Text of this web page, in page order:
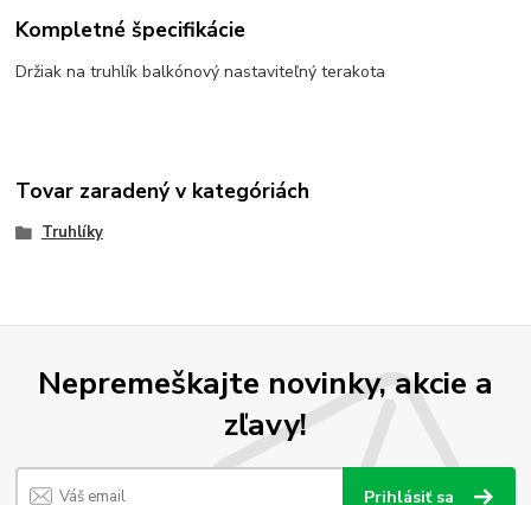
Kompletné špecifikácie
Držiak na truhlík balkónový nastaviteľný terakota
Tovar zaradený v kategóriách
Truhlíky
Nepremeškajte novinky, akcie a
zľavy!
Prihlásiť sa